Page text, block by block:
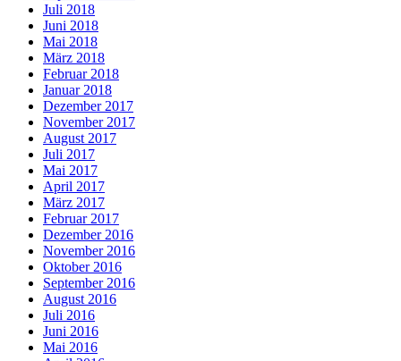
Juli 2018
Juni 2018
Mai 2018
März 2018
Februar 2018
Januar 2018
Dezember 2017
November 2017
August 2017
Juli 2017
Mai 2017
April 2017
März 2017
Februar 2017
Dezember 2016
November 2016
Oktober 2016
September 2016
August 2016
Juli 2016
Juni 2016
Mai 2016